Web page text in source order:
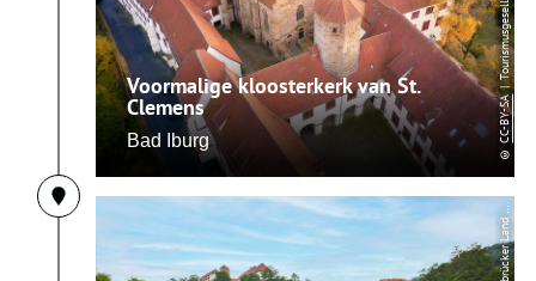
Voormalige kloosterkerk van St.
Clemens
Bad Iburg
©
CC-BY-SA